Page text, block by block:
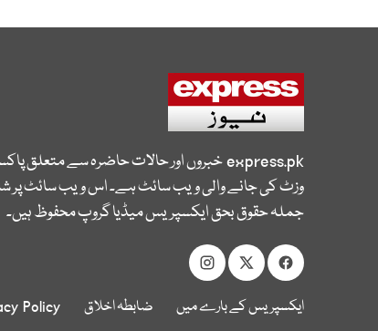
express.pkخبروں اور حالات حاضرہ سے متعلق
وزٹ کی جانے والی ویب سائٹ ہے۔ اس ویب سائٹ پر
جملہ حقوق بحق ایکسپریس میڈیا گروپ محفوظ ہیں۔
ایکسپریس کے بارے میں ضابطہ اخلاق Policy